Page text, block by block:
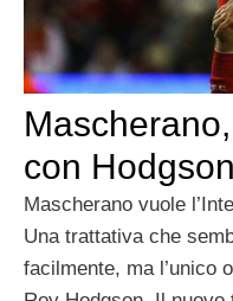
con Hodgson
Mascherano vuole
Una trattativa che
facilmente, ma l’unico